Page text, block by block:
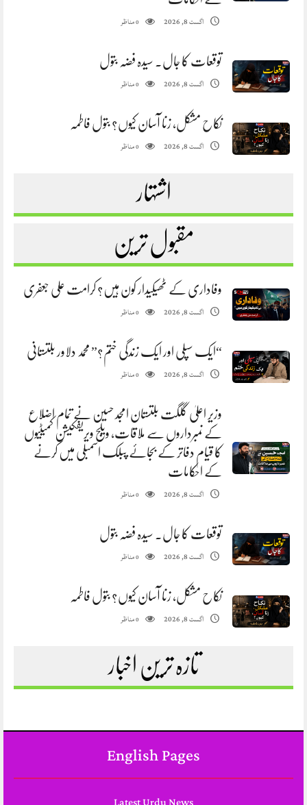
اگست 8, 2026 0مناظر
توقعات کا جال. سیدہ فضہ بتول
اگست 8, 2026 0مناظر
نکاح مشکل، زنا آسان کیوں؟ بتول فاطمہ
اگست 8, 2026 0مناظر
اشتہار
مقبول ترین
وفاداری کے ٹھیکیدار کون ہیں؟ کرامت علی جعفری
اگست 8, 2026 0مناظر
“ایک سپلی اور ایک زندگی ختم؟” محمد دلاور بلتستانی
اگست 8, 2026 0مناظر
وزیر اعلیٰ گلگت بلتستان امجد حسین نے تمام اضلاع
کے نمبرداروں سے ملاقات، ویلج ویریفکیشن کمیٹیوں
کا قیام دفاتر کے بجائے پبلک اسمبلی میں کرنے
کے احکامات
اگست 8, 2026 0مناظر
توقعات کا جال. سیدہ فضہ بتول
اگست 8, 2026 0مناظر
نکاح مشکل، زنا آسان کیوں؟ بتول فاطمہ
اگست 8, 2026 0مناظر
تازہ ترین اخبار
English Pages